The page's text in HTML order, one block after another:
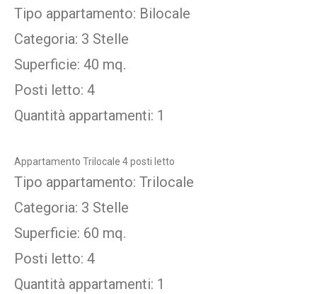
Tipo appartamento: Bilocale
Categoria: 3 Stelle
Superficie: 40 mq.
Posti letto: 4
Quantità appartamenti: 1
Appartamento Trilocale 4 posti letto
Tipo appartamento: Trilocale
Categoria: 3 Stelle
Superficie: 60 mq.
Posti letto: 4
Quantità appartamenti: 1